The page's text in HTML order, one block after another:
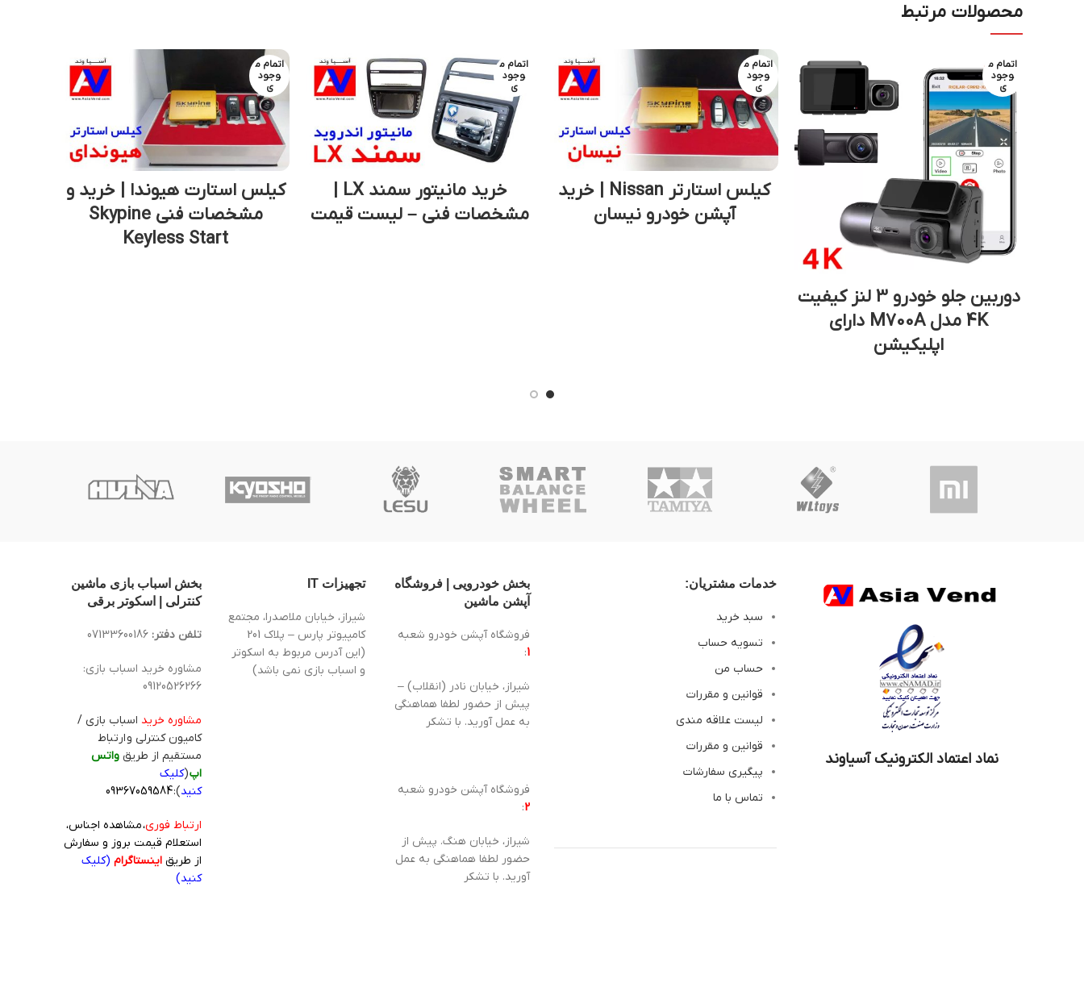
محصولات مرتبط
اتمام م
وجود
ی
دوربین جلو خودرو 3 لنز کیفیت
4K مدل M700A دارای
اپلیکیشن
اتمام م
وجود
ی
کیلس استارتر Nissan | خرید
آپشن خودرو نیسان
اتمام م
وجود
ی
مشخصات فنی – لیست قیمت
اتمام م
وجود
ی
کیلس استارت هیوندا | خرید و
مشخصات فنی Skypine
Keyless Start
نماد اعتماد الکترونیک آسیاوند
خدمات مشتریان:
سبد خرید
تسویه حساب
حساب من
قوانین و مقررات
لیست علاقه مندی
قوانین و مقررات
پیگیری سفارشات
تماس با ما
بخش خودرویی | فروشگاه
آپشن ماشین
فروشگاه آپشن خودرو شعبه
1
:
شیراز، خیابان نادر (انقلاب) –
پیش از حضور لطفا هماهنگی
به عمل آورید. با تشکر
فروشگاه آپشن خودرو شعبه
2
:
شیراز، خیابان هنگ. پیش از
حضور لطفا هماهنگی به عمل
آورید. با تشکر
تجهیزات IT
شیراز، خیابان ملاصدرا، مجتمع
کامپیوتر پارس – پلاک 201
(این آدرس مربوط به اسکوتر
و اسباب بازی نمی باشد)
بخش اسباب بازی ماشین
کنترلی | اسکوتر برقی
تلفن دفتر: 07133600186
مشاوره خرید اسباب بازی:
09120526266
مشاوره خرید اسباب بازی /
کامیون کنترلی و ارتباط
مستقیم از طریق واتس
اپ(کلیک
کنید):
09367059584
ارتباط فوری، مشاهده اجناس،
استعلام قیمت بروز و سفارش
از طریقاینستاگرام (کلیک
کنید)